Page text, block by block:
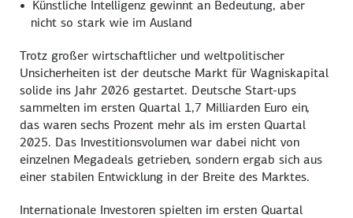
Künstliche Intelligenz gewinnt an Bedeutung, aber
nicht so stark wie im Ausland
Trotz großer wirtschaftlicher und weltpolitischer
Unsicherheiten ist der deutsche Markt für Wagniskapital
solide ins Jahr 2026 gestartet. Deutsche Start-ups
sammelten im ersten Quartal 1,7 Milliarden Euro ein,
das waren sechs Prozent mehr als im ersten Quartal
2025. Das Investitionsvolumen war dabei nicht von
einzelnen Megadeals getrieben, sondern ergab sich aus
einer stabilen Entwicklung in der Breite des Marktes.
Internationale Investoren spielten im ersten Quartal